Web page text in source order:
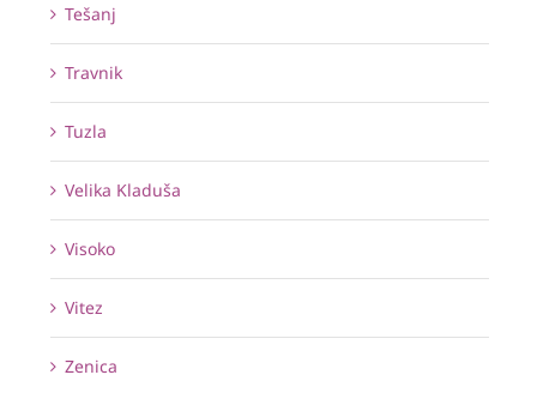
Tešanj
Travnik
Tuzla
Velika Kladuša
Visoko
Vitez
Zenica